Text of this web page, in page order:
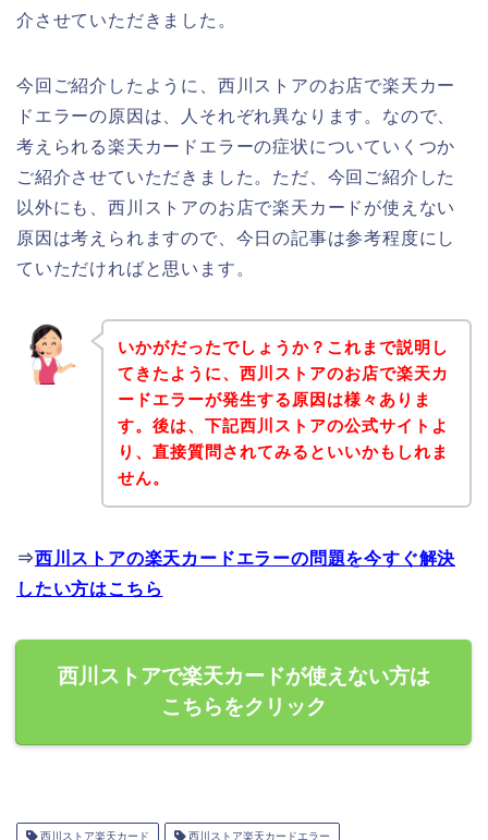
介させていただきました。
今回ご紹介したように、西川ストアのお店で楽天カー
ドエラーの原因は、人それぞれ異なります。なので、
考えられる楽天カードエラーの症状についていくつか
ご紹介させていただきました。ただ、今回ご紹介した
以外にも、西川ストアのお店で楽天カードが使えない
原因は考えられますので、今日の記事は参考程度にし
ていただければと思います。
いかがだったでしょうか？これまで説明し
てきたように、西川ストアのお店で楽天カ
ードエラーが発生する原因は様々ありま
す。後は、下記西川ストアの公式サイトよ
り、直接質問されてみるといいかもしれま
せん。
⇒西川ストアの楽天カードエラーの問題を今すぐ解決
したい方はこちら
西川ストアで楽天カードが使えない方は
こちらをクリック
西川ストア楽天カード 西川ストア楽天カードエラー